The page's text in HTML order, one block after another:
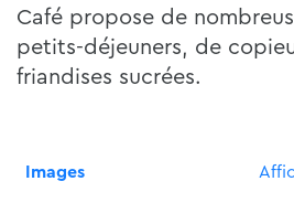
Café propose de
petits-déjeuners, de
friandises sucrées.
Images